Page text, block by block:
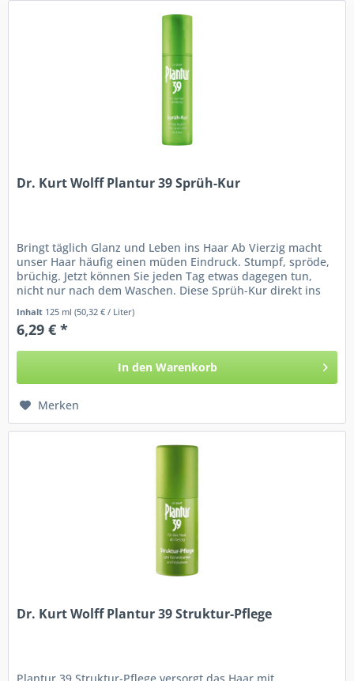
Dr. Kurt Wolff Plantur 39 Sprüh-Kur
Bringt täglich Glanz und Leben ins Haar Ab Vierzig macht
unser Haar häufig einen müden Eindruck. Stumpf, spröde,
brüchig. Jetzt können Sie jeden Tag etwas dagegen tun,
nicht nur nach dem Waschen. Diese Sprüh-Kur direkt ins
Inhalt 125 ml(50,32 € / Liter)
6,29 € *
In den Warenkorb
Merken
Dr. Kurt Wolff Plantur 39 Struktur-Pflege